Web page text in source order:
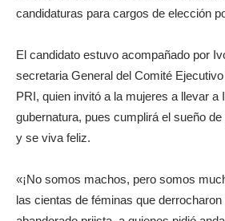
candidaturas para cargos de elección
El candidato estuvo acompañado por
secretaria General del Comité
PRI, quien invitó a la mujeres a llevar a
gubernatura, pues cumplirá el sueño
y se viva feliz.
«¡No somos machos, pero somos
las cientas de féminas que